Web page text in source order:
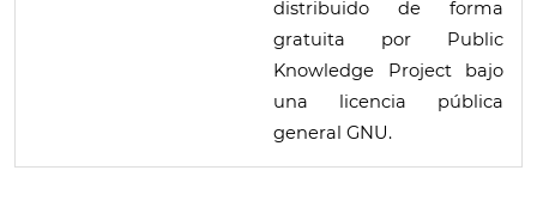
distribuido de forma
gratuita por Public
Knowledge Project bajo
una licencia pública
general GNU.